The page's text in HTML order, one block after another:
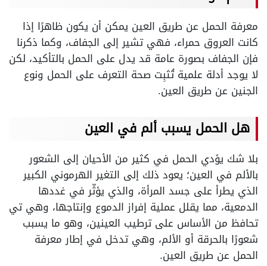
معرفة الحمل عن طريق العين يمكن أن يكون ظاهرًا إذا
كانت العروق حمراء، فهي تشير إلى الجفاف، وكما ذكرنا
فإن الجفاف بصورة عامة قد يدل على الحمل بالتأكيد، لكن
لا يوجد أدلة علمية تُثبِت صحة التعرف على الحمل ونوع
الجنين عن طريق العين.
هل الحمل يسبب ألم في العين
بلا شك يؤدي الحمل في كثير من الأحيان إلى الشعور
بالألم في العين؛ يعود ذلك إلى التغير الهرموني الكبير
الذي يطرأ على جسد المرأة، والذي يؤثّر في غددها
الدمعية، مما يقلل عملية إفراز الدموع وإنتاجها، وهي تي
تحافظ من الأساس على ترطيب العينين، وهو ما يسبب
شعورًا بالحرقة أو الألم، وهي تدخل في إطار معرفة
الحمل عن طريق العين.